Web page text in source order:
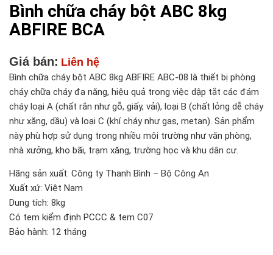
Bình chữa cháy bột ABC 8kg
ABFIRE BCA
Giá bán: Liên hệ
Bình chữa cháy bột ABC 8kg ABFIRE ABC-08 là thiết bị phòng
cháy chữa cháy đa năng, hiệu quả trong việc dập tắt các đám
cháy loại A (chất rắn như gỗ, giấy, vải), loại B (chất lỏng dễ cháy
như xăng, dầu) và loại C (khí cháy như gas, metan). Sản phẩm
này phù hợp sử dụng trong nhiều môi trường như văn phòng,
nhà xưởng, kho bãi, trạm xăng, trường học và khu dân cư.
Hãng sản xuất: Công ty Thanh Bình – Bộ Công An
Xuất xứ: Việt Nam
Dung tích: 8kg
Có tem kiểm định PCCC & tem C07
Bảo hành: 12 tháng